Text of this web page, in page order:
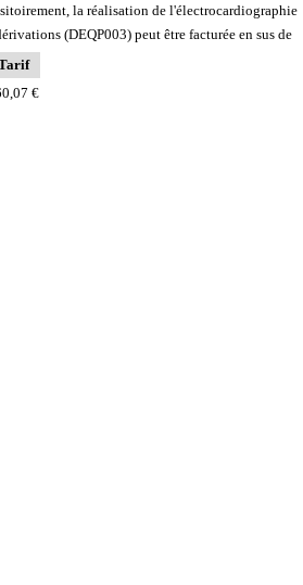
la réalisation de l'électrocardiographie
(DEQP003) peut être facturée en sus de
et des vaisseaux intrathoraciques
et hémodynamique doppler du coeur et des
€